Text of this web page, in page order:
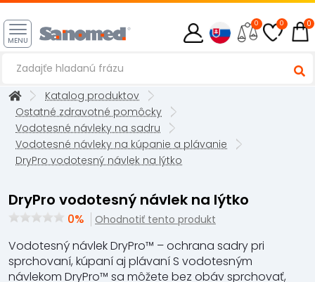
MENU
0 0 0
Katalog produktov
Ostatné zdravotné pomôcky
Vodotesné návleky na sadru
Vodotesné návleky na kúpanie a plávanie
DryPro vodotesný návlek na lýtko
DryPro vodotesný návlek na lýtko
0% Ohodnotiť tento produkt
Vodotesný návlek DryPro™ – ochrana sadry pri
sprchovaní, kúpaní aj plávaní S vodotesným
návlekom DryPro™ sa môžete bez obáv sprchovať,